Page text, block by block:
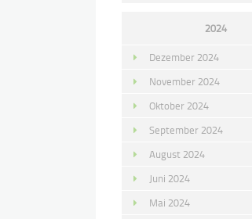
2024
Dezember 2024
November 2024
Oktober 2024
September 2024
August 2024
Juni 2024
Mai 2024